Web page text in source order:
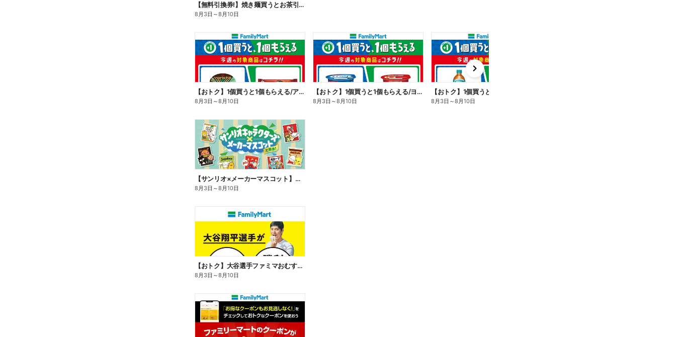
【無料引換券!】焼き麺買うとお茶引換券貰える!
8月3日 ～8月10日
【おトク】1個買うと1個もらえる/アイス
8月3日 ～8月10日
【おトク】1個買うと1個もらえる/ヨーグルト
8月3日 ～8月10日
【おトク】1個買うと1個もらえる/麦茶
8月3日 ～8月10日
e
x
t
【サンリオ×メーカーマスコット】オリジナルグッズ貰える!
8月3日 ～8月10日
【おトク】大谷選手ファミマおむすび割
8月3日 ～8月10日